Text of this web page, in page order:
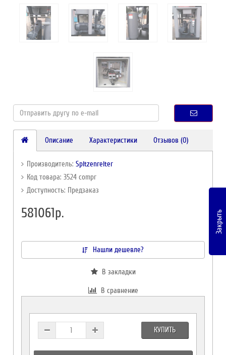
Описание Характеристики Отзывов (0)
Производитель:Spitzenreiter
Код товара: 3524 compr
Доступность: Предзаказ
581061р.
Нашли дешевле?
В закладки
В сравнение
КУПИТЬ
Закрыть